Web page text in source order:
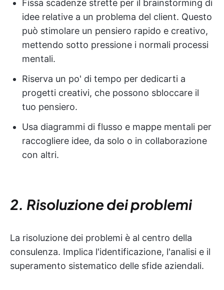
Fissa scadenze strette per il brainstorming di
idee relative a un problema del client. Questo
può stimolare un pensiero rapido e creativo,
mettendo sotto pressione i normali processi
mentali.
Riserva un po' di tempo per dedicarti a
progetti creativi, che possono sbloccare il
tuo pensiero.
Usa diagrammi di flusso e mappe mentali per
raccogliere idee, da solo o in collaborazione
con altri.
2. Risoluzione dei problemi
La risoluzione dei problemi è al centro della
consulenza. Implica l'identificazione, l'analisi e il
superamento sistematico delle sfide aziendali.